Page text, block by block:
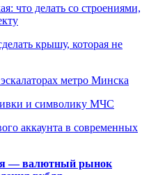
что делать со строениями,
крышу, которая не
метро Минска
и символику МЧС
аккаунта в современных
— валютный рынок